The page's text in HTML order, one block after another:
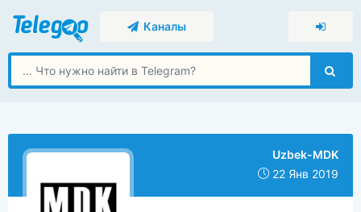
Каналы
Uzbek-MDK
22 Янв 2019